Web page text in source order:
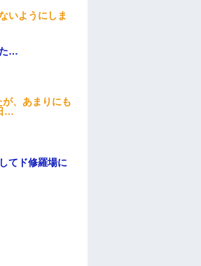
いようにしま
た…
、あまりにも
…
てド修羅場に